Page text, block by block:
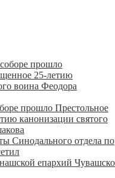
прошло Престольное
канонизации святого